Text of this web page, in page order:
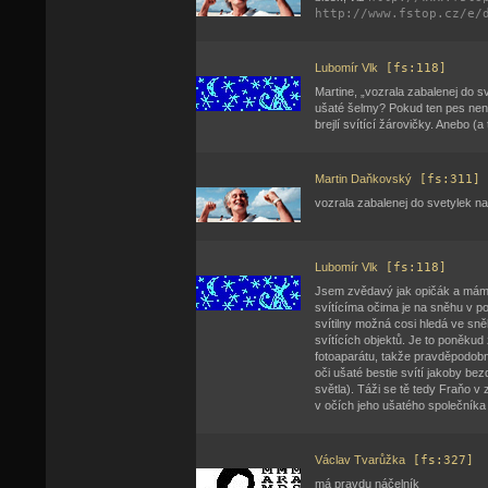
http://www.fstop.cz/e/
Lubomír Vlk [fs:118]
Martine, „vozrala zabalenej do
ušaté šelmy? Pokud ten pes
brejlí svítící žárovičky. Anebo
Martin Daňkovský [fs:311]
vozrala zabalenej do svetylek
Lubomír Vlk [fs:118]
Jsem zvědavý jak opičák a
svítícíma očima je na sněhu v
svítilny možná cosi hledá ve
svítících objektů. Je to poněkud
fotoaparátu, takže
oči ušaté bestie svítí jakoby
světla). Táži se tě tedy Fraňo v
v očích jeho ušatého
Václav Tvarůžka [fs:327]
má pravdu náčelník